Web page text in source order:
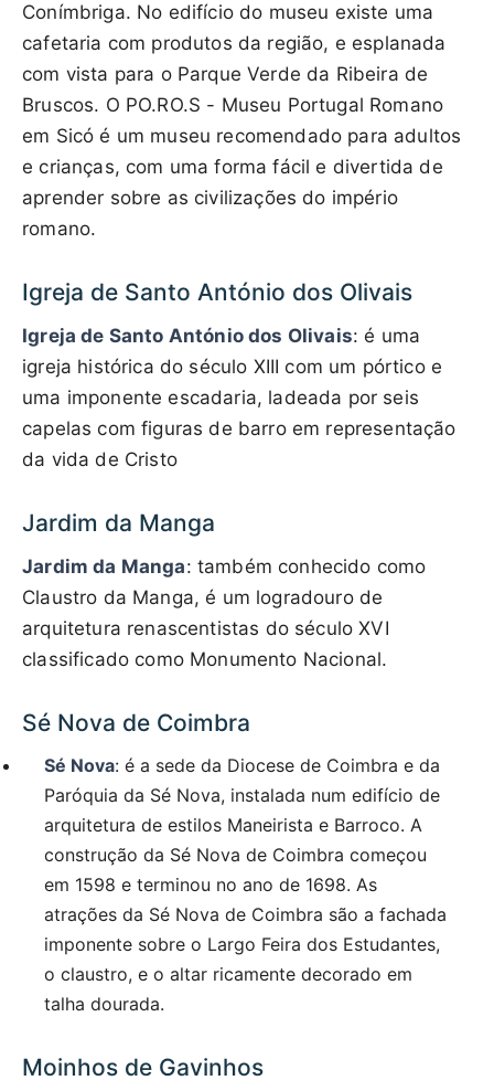
Conímbriga. No edifício do museu existe uma
cafetaria com produtos da região, e esplanada
com vista para o Parque Verde da Ribeira de
Bruscos. O PO.RO.S - Museu Portugal Romano
em Sicó é um museu recomendado para adultos
e crianças, com uma forma fácil e divertida de
aprender sobre as civilizações do império
romano.
Igreja de Santo António dos Olivais
Igreja de Santo António dos Olivais: é uma
igreja histórica do século XIII com um pórtico e
uma imponente escadaria, ladeada por seis
capelas com figuras de barro em representação
da vida de Cristo
Jardim da Manga
Jardim da Manga: também conhecido como
Claustro da Manga, é um logradouro de
arquitetura renascentistas do século XVI
classificado como Monumento Nacional.
Sé Nova de Coimbra
Sé Nova: é a sede da Diocese de Coimbra e da
Paróquia da Sé Nova, instalada num edifício de
arquitetura de estilos Maneirista e Barroco. A
construção da Sé Nova de Coimbra começou
em 1598 e terminou no ano de 1698. As
atrações da Sé Nova de Coimbra são a fachada
imponente sobre o Largo Feira dos Estudantes,
o claustro, e o altar ricamente decorado em
talha dourada.
Moinhos de Gavinhos